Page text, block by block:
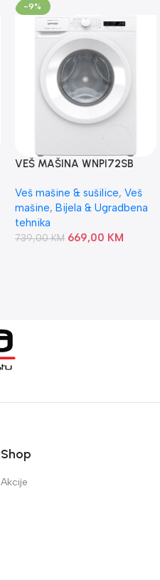
-9%
VEŠ MAŠINA WNPI72SB
Veš mašine & sušilice, Veš
mašine, Bijela & Ugradbena
tehnika
739,00KM 669,00 KM
Shop
Akcije